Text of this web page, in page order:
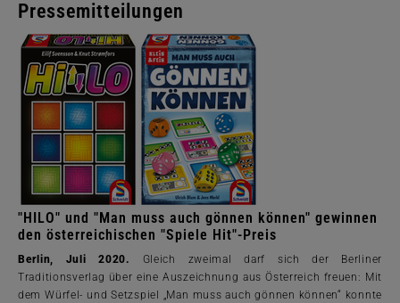
Pressemitteilungen
"HILO" und "Man muss auch gönnen können" gewinnen
den österreichischen "Spiele Hit"-Preis
Berlin, Juli 2020.
Gleich zweimal darf sich der Berliner
Traditionsverlag über eine Auszeichnung aus Österreich freuen: Mit
dem Würfel- und Setzspiel „Man muss auch gönnen können“ konnte